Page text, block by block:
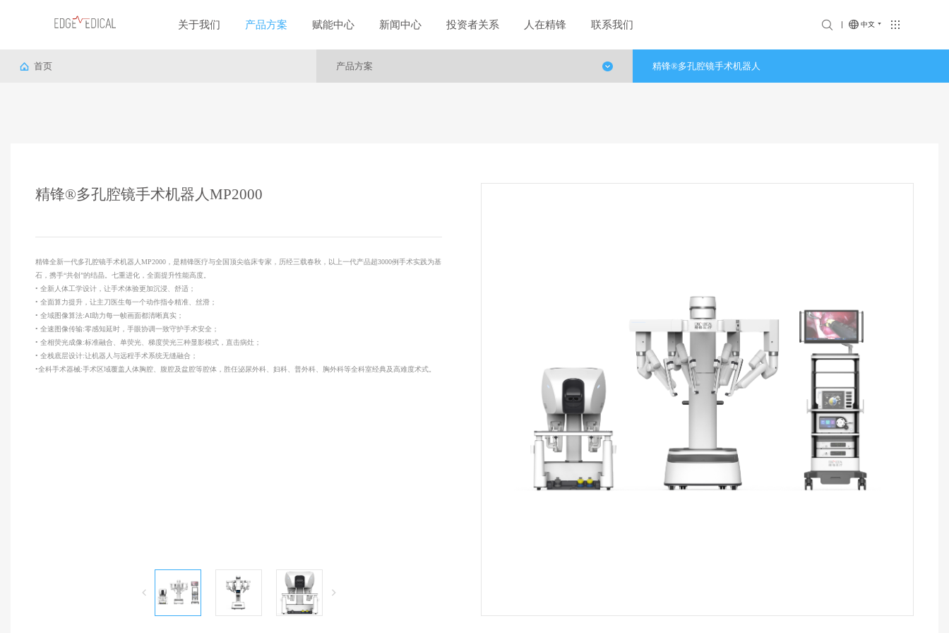
关于我们 产品方案 赋能中心 新闻中心 投资者关系 人在精锋 联系我们 中文
关于我们
公司概况
企业文化
核心优势
资质荣誉
发展历程
产品方案
精锋®多孔腔镜手术机器人
精锋®单孔腔镜手术机器人
精锋®云远程手术系统
精锋®支气管镜机器人
赋能中心
业绩报告
ESG
投资者日志
首页 产品方案 精锋®多孔腔镜手术机器人
精锋®多孔腔镜手术机器人MP2000
精锋全新一代多孔腔镜手术机器人MP2000，是精锋医疗与全国顶尖临床专家，历经三载春秋，以上一代产品超3000例手术实践为基
石，携手“共创”的结晶。七重进化，全面提升性能高度。
• 全新人体工学设计，让手术体验更加沉浸、舒适；
• 全面算力提升，让主刀医生每一个动作指令精准、丝滑；
• 全域图像算法:AI助力每一帧画面都清晰真实；
• 全速图像传输:零感知延时，手眼协调一致守护手术安全；
• 全相荧光成像:标准融合、单荧光、梯度荧光三种显影模式，直击病灶；
• 全栈底层设计:让机器人与远程手术系统无缝融合；
•全科手术器械:手术区域覆盖人体胸腔、腹腔及盆腔等腔体，胜任泌尿外科、妇科、普外科、胸外科等全科室经典及高难度术式。